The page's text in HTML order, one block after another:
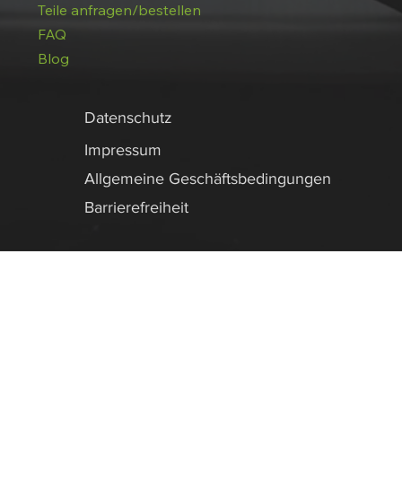
Datenschutz
Impressum
Allgemeine Geschäftsbedingungen
Barrierefreiheit
Teile anfragen/bestellen
FAQ
Blog